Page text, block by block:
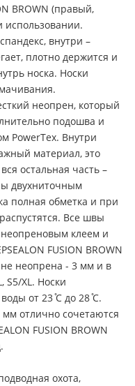
BROWN (правый,
использовании.
внутри –
плотно держится и
носка. Носки
неопрен, который
подошва и
PowerTex. Внутри
материал, это
остальная часть –
двухниточным
полная обметка и при
Все швы
клеем и
FUSION BROWN
неопрена - 3 мм и в
S5/XL. Носки
от 23 ̊С до 28 ̊С.
мм отлично сочетаются
FUSION BROWN
охота,